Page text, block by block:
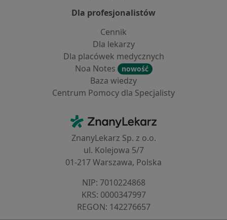
Dla profesjonalistów
Cennik
Dla lekarzy
Dla placówek medycznych
Noa Notes
nowość
Baza wiedzy
Centrum Pomocy dla Specjalisty
ZnanyLekarz - Strona główna
ZnanyLekarz Sp. z o.o.
ul. Kolejowa 5/7
01-217 Warszawa, Polska
NIP: ⁠7010224868
KRS: ⁠0000347997
REGON: ⁠142276657